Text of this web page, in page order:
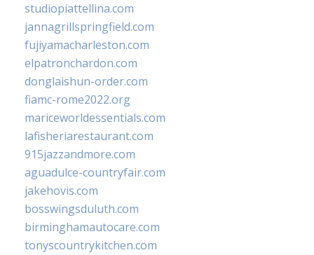
studiopiattellina.com
jannagrillspringfield.com
fujiyamacharleston.com
elpatronchardon.com
donglaishun-order.com
fiamc-rome2022.org
mariceworldessentials.com
lafisheriarestaurant.com
915jazzandmore.com
aguadulce-countryfair.com
jakehovis.com
bosswingsduluth.com
birminghamautocare.com
tonyscountrykitchen.com